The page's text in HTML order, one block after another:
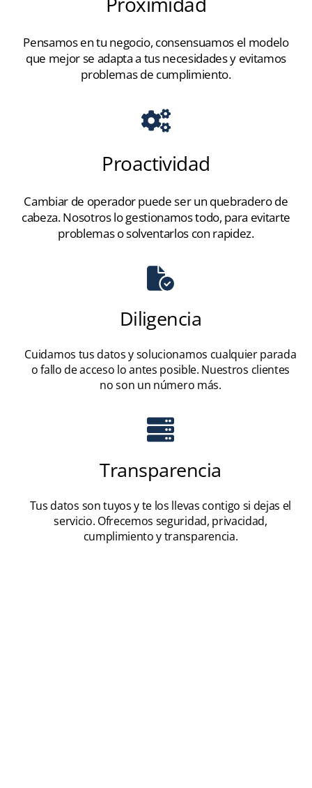
Pensamos en tu negocio, consensuamos el modelo
que mejor se adapta a tus necesidades y evitamos
problemas de cumplimiento.
Proactividad
Cambiar de operador puede ser un quebradero de
cabeza. Nosotros lo gestionamos todo, para evitarte
problemas o solventarlos con rapidez.
Diligencia
Cuidamos tus datos y solucionamos cualquier parada
o fallo de acceso lo antes posible. Nuestros clientes
no son un número más.
Transparencia
Tus datos son tuyos y te los llevas contigo si dejas el
servicio. Ofrecemos seguridad, privacidad,
cumplimiento y transparencia.